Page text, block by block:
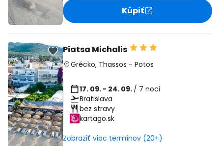
Kúpiť
Piatsa Michalis
Grécko, Thassos - Potos
17. 09. - 24. 09. / 7 noci
Bratislava
bez stravy
kartago.sk
Zobraziť viac termínov (20+)